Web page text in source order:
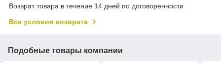
Возврат товара в течение 14 дней по договоренности
Все условия возврата
Подобные товары компании